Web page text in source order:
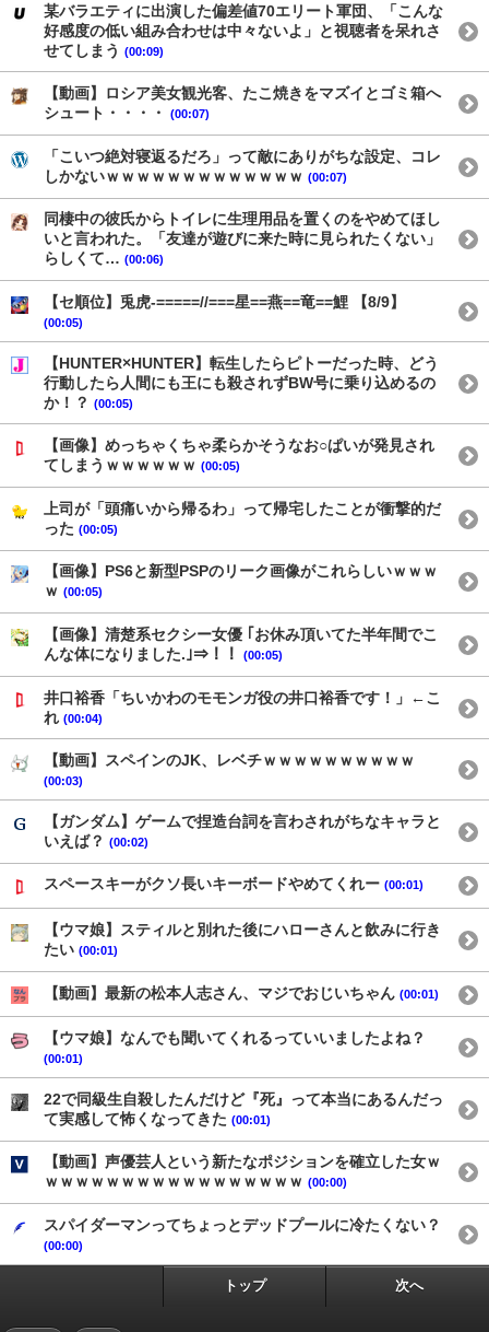
某バラエティに出演した偏差値70エリート軍団、「こんな
好感度の低い組み合わせは中々ないよ」と視聴者を呆れさ
せてしまう (00:09)
【動画】ロシア美女観光客、たこ焼きをマズイとゴミ箱へ
シュート・・・・
(00:07)
「こいつ絶対寝返るだろ」って敵にありがちな設定、コレ
しかないｗｗｗｗｗｗｗｗｗｗｗｗｗ (00:07)
同棲中の彼氏からトイレに生理用品を置くのをやめてほし
いと言われた。「友達が遊びに来た時に見られたくない」
らしくて… (00:06)
【セ順位】兎虎-=====//===星==燕==竜==鯉 【8/9】
(00:05)
【HUNTER×HUNTER】転生したらピトーだった時、どう
行動したら人間にも王にも殺されずBW号に乗り込めるの
か！？ (00:05)
【画像】めっちゃくちゃ柔らかそうなお○ぱいが発見され
てしまうｗｗｗｗｗｗ (00:05)
上司が「頭痛いから帰るわ」って帰宅したことが衝撃的だ
った (00:05)
【画像】PS6と新型PSPのリーク画像がこれらしいｗｗｗ
ｗ (00:05)
【画像】清楚系セクシー女優 ｢お休み頂いてた半年間でこ
んな体になりました.｣⇒！！
(00:05)
井口裕香「ちいかわのモモンガ役の井口裕香です！」←こ
れ (00:04)
【動画】スペインのJK、レベチｗｗｗｗｗｗｗｗｗｗ
(00:03)
【ガンダム】ゲームで捏造台詞を言わされがちなキャラと
いえば？ (00:02)
スペースキーがクソ長いキーボードやめてくれー (00:01)
【ウマ娘】スティルと別れた後にハローさんと飲みに行き
たい (00:01)
【動画】最新の松本人志さん、マジでおじいちゃん (00:01)
【ウマ娘】なんでも聞いてくれるっていいましたよね？
(00:01)
22で同級生自殺したんだけど『死』って本当にあるんだっ
て実感して怖くなってきた (00:01)
【動画】声優芸人という新たなポジションを確立した女ｗ
ｗｗｗｗｗｗｗｗｗｗｗｗｗｗｗｗｗ (00:00)
スパイダーマンってちょっとデッドプールに冷たくない？
(00:00)
トップ 次へ